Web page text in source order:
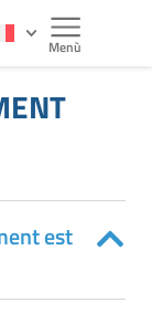
est